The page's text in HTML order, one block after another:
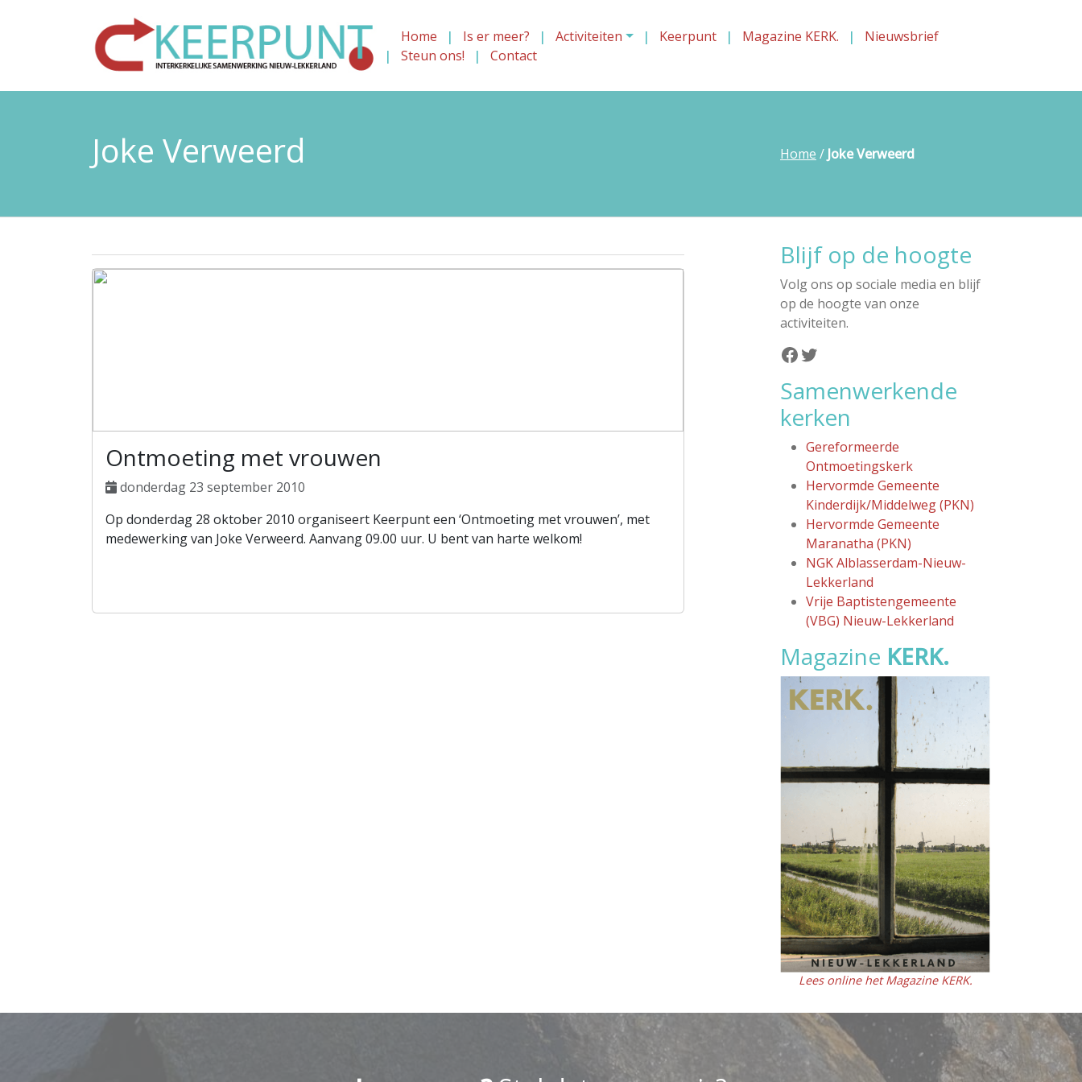
Home Is er meer? Activiteiten Keerpunt Magazine KERK.
Nieuwsbrief
Steun ons!
Contact
Joke Verweerd Home / Joke Verweerd
Ontmoeting met vrouwen
donderdag 23 september 2010
Op donderdag 28 oktober 2010 organiseert Keerpunt een ‘Ontmoeting met vrouwen’, met
medewerking van Joke Verweerd. Aanvang 09.00 uur. U bent van harte welkom!
Blijf op de hoogte
Volg ons op sociale media en blijf
op de hoogte van onze
activiteiten.
Facebook
Twitter
Samenwerkende
kerken
Gereformeerde
Ontmoetingskerk
Hervormde Gemeente
Kinderdijk/Middelweg (PKN)
Hervormde Gemeente
Maranatha (PKN)
NGK Alblasserdam-Nieuw-
Lekkerland
Vrije Baptistengemeente
(VBG) Nieuw-Lekkerland
Magazine KERK.
Lees online het Magazine KERK.